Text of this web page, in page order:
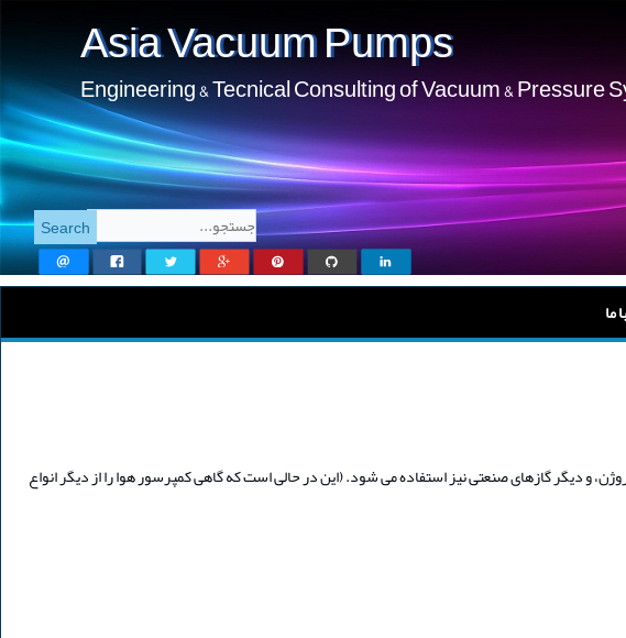
Asia Vacuum Pumps
Engineering & Tecnical Consulting of Vacuum & Pressure
ما
و دیگر گازهای صنعتی نیز استفاده می شود. (این در حالی است که گاهی کمپرسور هوا را از دیگر انواع